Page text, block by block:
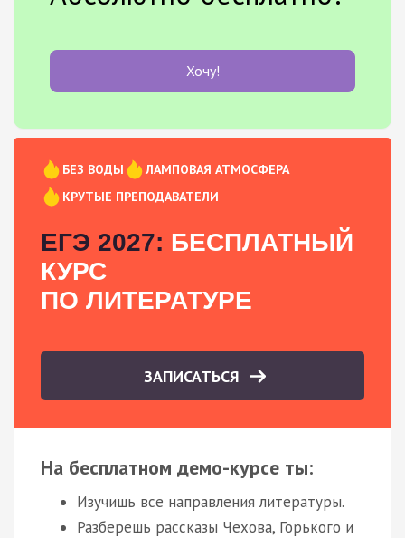
Хочу!
БЕЗ ВОДЫ
ЛАМПОВАЯ АТМОСФЕРА
КРУТЫЕ ПРЕПОДАВАТЕЛИ
ЕГЭ 2027: БЕСПЛАТНЫЙ
КУРС
ПО ЛИТЕРАТУРЕ
ЗАПИСАТЬСЯ
На бесплатном демо-курсе ты:
Изучишь все направления литературы.
Разберешь рассказы Чехова, Горького и